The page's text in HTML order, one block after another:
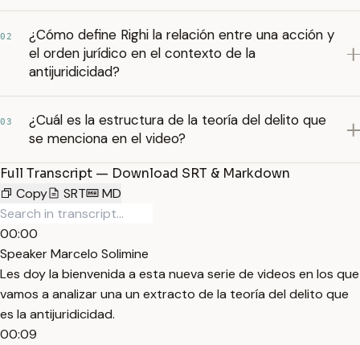
02
¿Cómo define Righi la relación entre una acción y
el orden jurídico en el contexto de la
antijuridicidad?
03
¿Cuál es la estructura de la teoría del delito que
se menciona en el video?
Full Transcript — Download SRT & Markdown
Copy
SRT MD
00:00
Speaker Marcelo Solimine
Les doy la bienvenida a esta nueva serie de videos en los que
vamos a analizar una un extracto de la teoría del delito que
es la antijuridicidad.
00:09